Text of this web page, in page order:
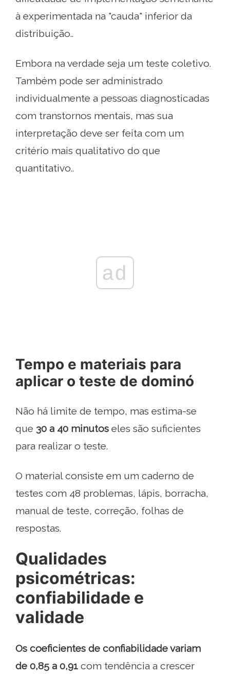
à experimentada na "cauda" inferior da
distribuição..
Embora na verdade seja um teste coletivo.
Também pode ser administrado
individualmente a pessoas diagnosticadas
com transtornos mentais, mas sua
interpretação deve ser feita com um
critério mais qualitativo do que
quantitativo..
ad
Tempo e materiais para
aplicar o teste de dominó
Não há limite de tempo, mas estima-se
que 30 a 40 minutos eles são suficientes
para realizar o teste.
O material consiste em um caderno de
testes com 48 problemas, lápis, borracha,
manual de teste, correção, folhas de
respostas.
Qualidades
psicométricas:
confiabilidade e
validade
Os coeficientes de confiabilidade variam
de 0,85 a 0,91 com tendência a crescer